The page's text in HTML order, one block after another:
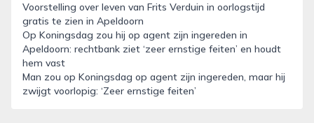
Voorstelling over leven van Frits Verduin in oorlogstijd
gratis te zien in Apeldoorn
Op Koningsdag zou hij op agent zijn ingereden in
Apeldoorn: rechtbank ziet ‘zeer ernstige feiten’ en houdt
hem vast
Man zou op Koningsdag op agent zijn ingereden, maar hij
zwijgt voorlopig: ‘Zeer ernstige feiten’